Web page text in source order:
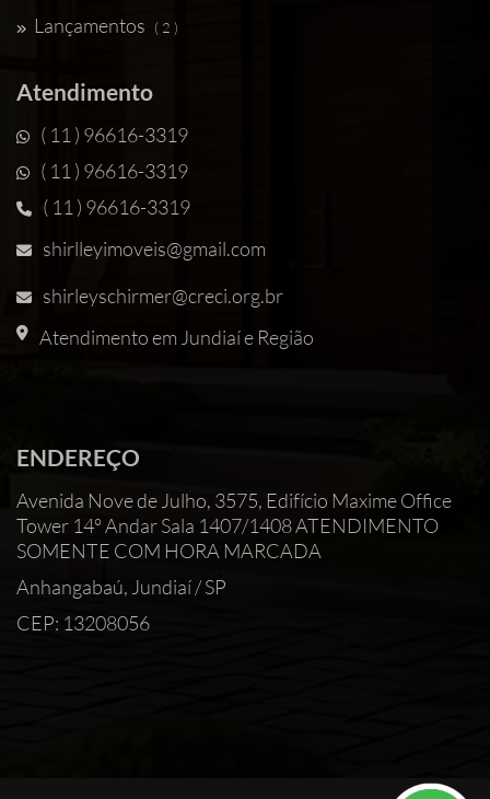
Lançamentos ( 2 )
Atendimento
( 11 ) 96616-3319
( 11 ) 96616-3319
( 11 ) 96616-3319
shirlleyimoveis@gmail.com
shirleyschirmer@creci.org.br
Atendimento em Jundiaí e Região
ENDEREÇO
Avenida Nove de Julho, 3575, Edifício Maxime Office
Tower 14° Andar Sala 1407/1408 ATENDIMENTO
SOMENTE COM HORA MARCADA
Anhangabaú, Jundiaí / SP
CEP: 13208056